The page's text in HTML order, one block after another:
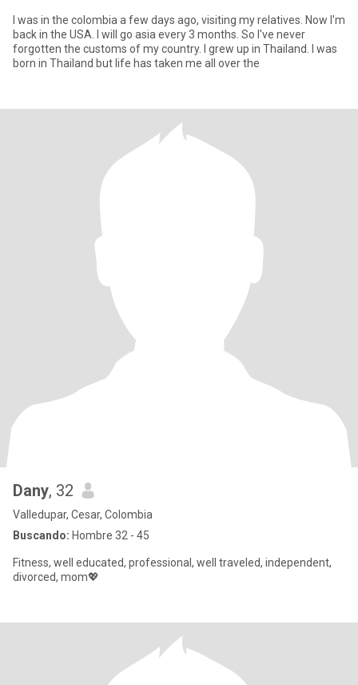
I was in the colombia a few days ago, visiting my relatives. Now I'm
back in the USA. I will go asia every 3 months. So I've never
forgotten the customs of my country. I grew up in Thailand. I was
born in Thailand but life has taken me all over the
Dany, 32
Valledupar, Cesar, Colombia
Buscando: Hombre 32 - 45
Fitness, well educated, professional, well traveled, independent,
divorced, mom💖